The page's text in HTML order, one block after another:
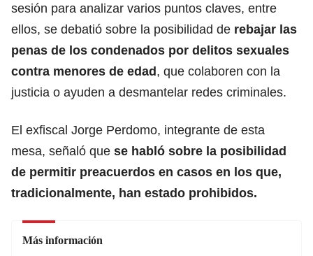
sesión para analizar varios puntos claves, entre
ellos, se debatió sobre la posibilidad de rebajar las
penas de los condenados por delitos sexuales
contra menores de edad, que colaboren con la
justicia o ayuden a desmantelar redes criminales.
El exfiscal Jorge Perdomo, integrante de esta
mesa, señaló que se habló sobre la posibilidad
de permitir preacuerdos en casos en los que,
tradicionalmente, han estado prohibidos.
Más información